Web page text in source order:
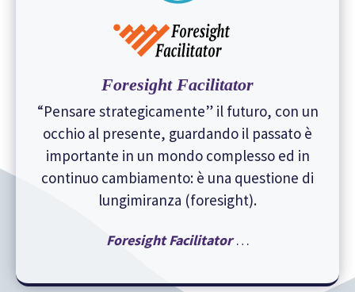
Foresight Facilitator
“Pensare strategicamente” il futuro, con un
occhio al presente, guardando il passato è
importante in un mondo complesso ed in
continuo cambiamento: è una questione di
lungimiranza (foresight).
Foresight Facilitator…